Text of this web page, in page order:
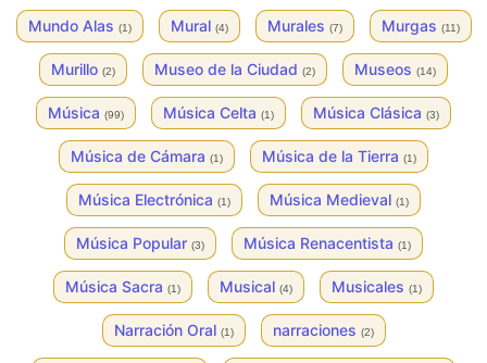
Mundo Alas (1) Mural (4) Murales (7) Murgas (11)
Murillo (2) Museo de la Ciudad (2) Museos (14)
Música (99) Música Celta (1) Música Clásica (3)
Música de Cámara (1) Música de la Tierra (1)
Música Electrónica (1) Música Medieval (1)
Música Popular (3) Música Renacentista (1)
Música Sacra (1) Musical (4) Musicales (1)
Narración Oral (1) narraciones (2)